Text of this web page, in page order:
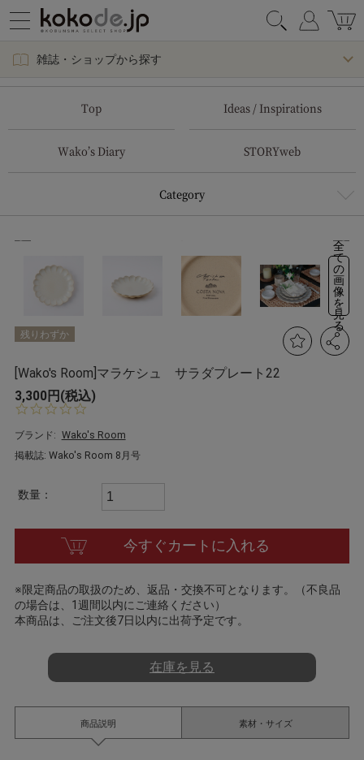
雑誌・ショップから探す
Top Ideas / Inspirations
Wako’s Diary STORYweb
Category
全
て
の
画
像
を
見
る
残りわずか
[Wako's Room]マラケシュ サラダプレート22
3,300円(税込)
0.
s
t
a
i
n
g
ブランド: Wako's Room
掲載誌: Wako's Room 8月号
数量：
今すぐカートに入れる
※限定商品の取扱のため、返品・交換不可となります。（不良品
の場合は、1週間以内にご連絡ください）
本商品は、ご注文後7日以内に出荷予定です。
在庫を見る
商品説明 素材・サイズ